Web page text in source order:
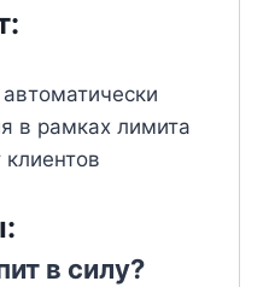
в рамках лимита
клиентов
в силу?